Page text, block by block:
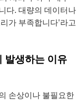
다. 대량의 데이터나
가 부족합니다'라고
발생하는 이유
손상이나 불필요한